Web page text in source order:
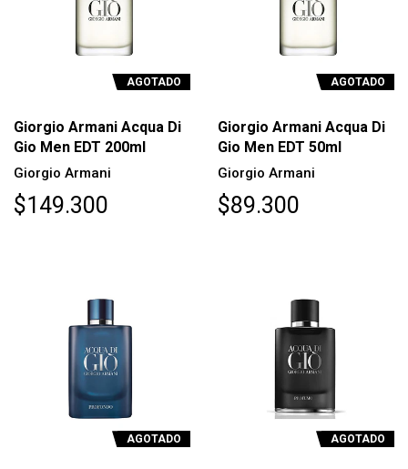
AGOTADO
Giorgio Armani Acqua Di
Gio Men EDT 200ml
Giorgio Armani
$149.300
AGOTADO
Giorgio Armani Acqua Di
Gio Men EDT 50ml
Giorgio Armani
$89.300
AGOTADO AGOTADO